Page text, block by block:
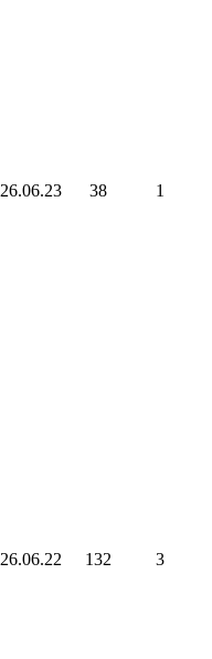
26.06.23 38 1
26.06.22 132 3